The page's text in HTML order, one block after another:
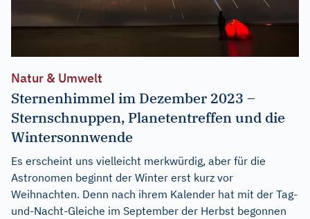
Natur & Umwelt
Sternenhimmel im Dezember 2023 –
Sternschnuppen, Planetentreffen und die
Wintersonnwende
Es erscheint uns vielleicht merkwürdig, aber für die
Astronomen beginnt der Winter erst kurz vor
Weihnachten. Denn nach ihrem Kalender hat mit der Tag-
und-Nacht-Gleiche im September der Herbst begonnen